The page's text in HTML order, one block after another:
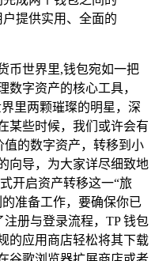
提供实用、全面的
币世界里,钱包宛如一把
数字资产的核心工具，
里两颗璀璨的明星，深
某些时候，我们或许会有
值的数字资产，转移到小
向导，为大家详尽细致地
开启资产转移这一“旅
准备工作，要确保你已
册与登录流程，TP 钱包
的应用商店轻松将其下载